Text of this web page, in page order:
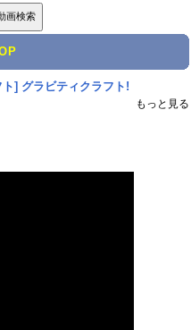
ト] グラビティクラフト!
もっと見る